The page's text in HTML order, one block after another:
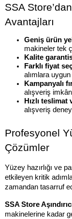
SSA
Avantajları
Geniş ürün
makineler tek
Kalite
Farklı fiyat
alımlara
Kampanyalı
alışveriş
Hızlı
alışveriş
Profesyonel
Çözümler
Yüzey hazırlığı ve
etkileyen kritik
zamandan tasarruf
SSA Store
makinelerine kadar